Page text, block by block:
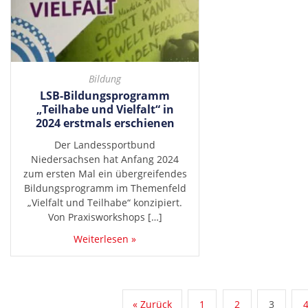
Bildung
LSB-Bildungsprogramm
„Teilhabe und Vielfalt“ in
2024 erstmals erschienen
Der Landessportbund
Niedersachsen hat Anfang 2024
zum ersten Mal ein übergreifendes
Bildungsprogramm im Themenfeld
„Vielfalt und Teilhabe“ konzipiert.
Von Praxisworkshops […]
Weiterlesen »
« Zurück 1 2 3 4